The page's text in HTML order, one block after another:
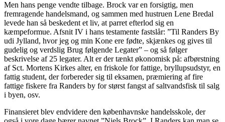
Men hans penge vendte tilbage. Brock var en forsigtig, men
fremragende handelsmand, og sammen med hustruen Lene Bredal
levede han så beskedent et liv, at parret efterlod sig en
kæmpeformue. Afsnit IV i hans testamente fastslår: ”Til Randers By
udi Jylland, hvor jeg og min Kone ere fødte, skjænkes og gives til
gudelig og verdslig Brug følgende Legater” – og så følger
beskrivelse af 25 legater. Alt er der tænkt økonomisk på: afbørstning
af Sct. Mortens Kirkes alter, en friskole for fattige, bryllupsudstyr, en
fattig student, der forbereder sig til eksamen, præmiering af fire
fattige fiskere fra Randers by for størst fangst af saltvandsfisk til salg
i byen, osv.
Finansieret blev endvidere den københavnske handelsskole, der